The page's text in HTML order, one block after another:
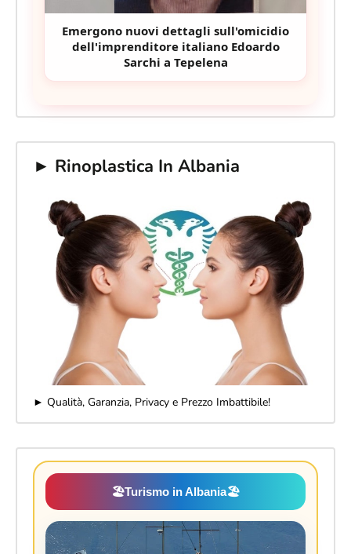
Emergono nuovi dettagli sull'omicidio
dell'imprenditore italiano Edoardo
Sarchi a Tepelena
► Rinoplastica In Albania
► Qualità, Garanzia, Privacy e Prezzo Imbattibile!
🏖️Turismo in Albania🏖️